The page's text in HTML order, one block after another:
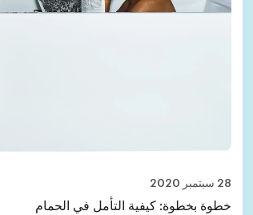
28 سبتمبر 2020
خطوة بخطوة: كيفية التأمل في الحمام